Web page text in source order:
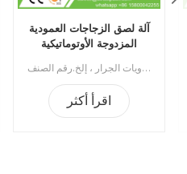
آلة لصق الزجاجات العمودية
المزدوجة الأوتوماتيكية
تستخدم آلة لصق الزجاجات الأوتوماتيكية العمودية المزدوجة على نطاق واسع في الصناعات الغذائية والكيميائية والصيدلانية والشراب ، وهي قابلة للتطبيق على علب البلاستيك / القصدير / الألومنيوم ، والزجاجة ، وحاويات الجرار ، إلخ.رقم الصنف:UT0ATB1الحد الأدنى للطلب:1قسط:TTميناء الشحن:قوانغتشوالمنطقة الأصلية:قوانغتشو، الصينمهلة:30 يوما بعد تلقي الودائع
اقرأ أكثر